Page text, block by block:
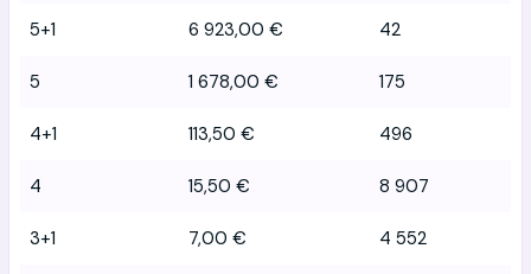
5+1 6 923,00 € 42
5 1 678,00 € 175
4+1 113,50 € 496
4 15,50 € 8 907
3+1 7,00 € 4 552